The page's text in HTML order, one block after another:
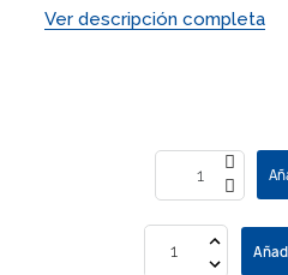
Ver descripción completa